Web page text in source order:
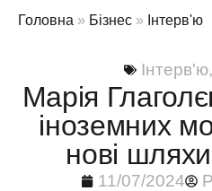
Головна » Бізнес » Інтерв'ю
Інтерв'ю,
Марія
іноземних
нові
11/07/2024